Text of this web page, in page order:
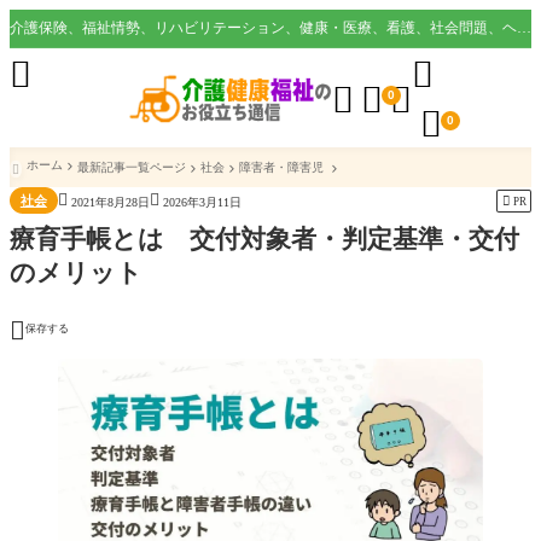
介護保険、福祉情勢、リハビリテーション、健康・医療、看護、社会問題、ヘルスケア業界など様々な切り口から役立つ情報を配信。
  0

 0

 ホーム 最新記事一覧ページ 社会 障害者・障害児
社会  2021年8月28日  2026年3月11日  PR
療育手帳とは 交付対象者・判定基準・交付
のメリット
 保存する